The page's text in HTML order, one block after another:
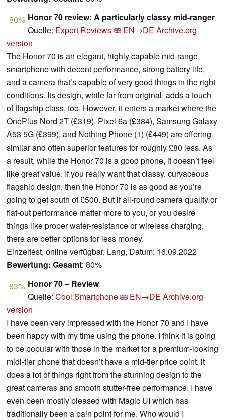
80% Honor 70 review: A particularly classy mid-ranger
Quelle: Expert Reviews EN→DE Archive.org
version
The Honor 70 is an elegant, highly capable mid-range
smartphone with decent performance, strong battery life,
and a camera that’s capable of very good things in the right
conditions. Its design, while far from original, adds a touch
of flagship class, too. However, it enters a market where the
OnePlus Nord 2T (£319), Pixel 6a (£384), Samsung Galaxy
A53 5G (£399), and Nothing Phone (1) (£449) are offering
similar and often superior features for roughly £80 less. As
a result, while the Honor 70 is a good phone, it doesn’t feel
like great value. If you really want that classy, curvaceous
flagship design, then the Honor 70 is as good as you’re
going to get south of £500. But if all-round camera quality or
flat-out performance matter more to you, or you desire
things like proper water-resistance or wireless charging,
there are better options for less money.
Einzeltest, online verfügbar, Lang, Datum: 16.09.2022
Bewertung: Gesamt: 80%
83% Honor 70 – Review
Quelle: Cool Smartphone EN→DE Archive.org
version
I have been very impressed with the Honor 70 and I have
been happy with my time using the phone. I think it is going
to be popular with those in the market for a premium-looking
midi-tier phone that doesn’t have a mid-tier price point. it
does a lot of things right from the stunning design to the
great cameras and smooth stutter-free performance. I have
even been mostly pleased with Magic UI which has
traditionally been a pain point for me. Who would I